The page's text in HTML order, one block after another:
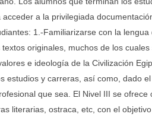
a la privilegiada
1.-Familiarizarse con la lengua
originales, muchos de los cuales
e ideología de la Civilización
estudios y carreras, así como, dado
que sea. El Nivel III se ofrece
literarias, ostraca, etc, con el